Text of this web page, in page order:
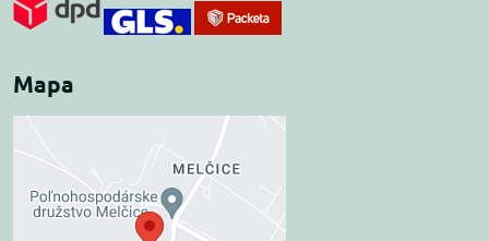
Mapa
Externý obsah je
blokovaný Voľbami
súkromia